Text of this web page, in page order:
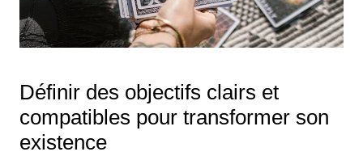
Définir des objectifs clairs et
compatibles pour transformer son
existence